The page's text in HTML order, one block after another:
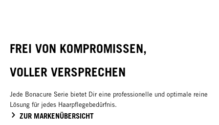
FREI VON KOMPROMISSEN,
VOLLER VERSPRECHEN
Jede Bonacure Serie bietet Dir eine professionelle und optimale reine
Lösung für jedes Haarpflegebedürfnis.
ZUR MARKENÜBERSICHT